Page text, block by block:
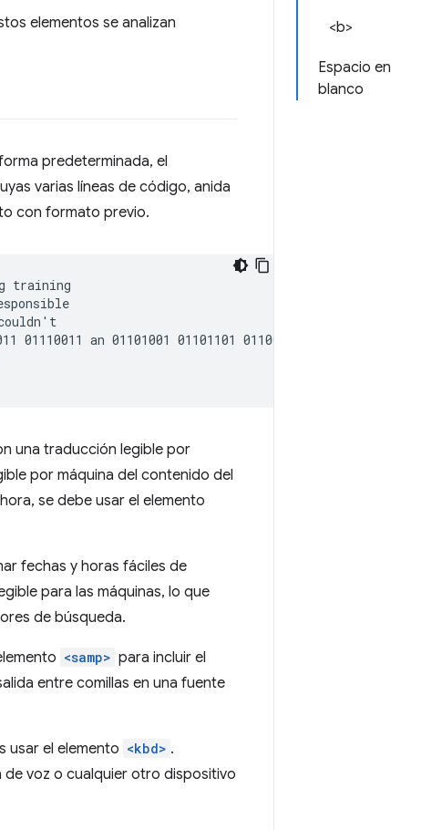
<b>
Espacio en
blanco
elementos se analizan
predeterminada, el
varias líneas de código, anida
con formato previo.
training
01110011 an 01101001 01101101 01100001 01100111
una traducción legible por
por máquina del contenido del
se debe usar el elemento
fechas y horas fáciles de
para las máquinas, lo que
de búsqueda.
<samp> para incluir el
entre comillas en una fuente
usar el elemento <kbd> .
voz o cualquier otro dispositivo